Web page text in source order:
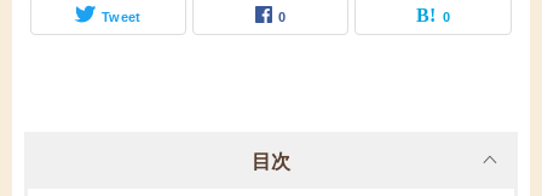
Tweet 0 0
目次